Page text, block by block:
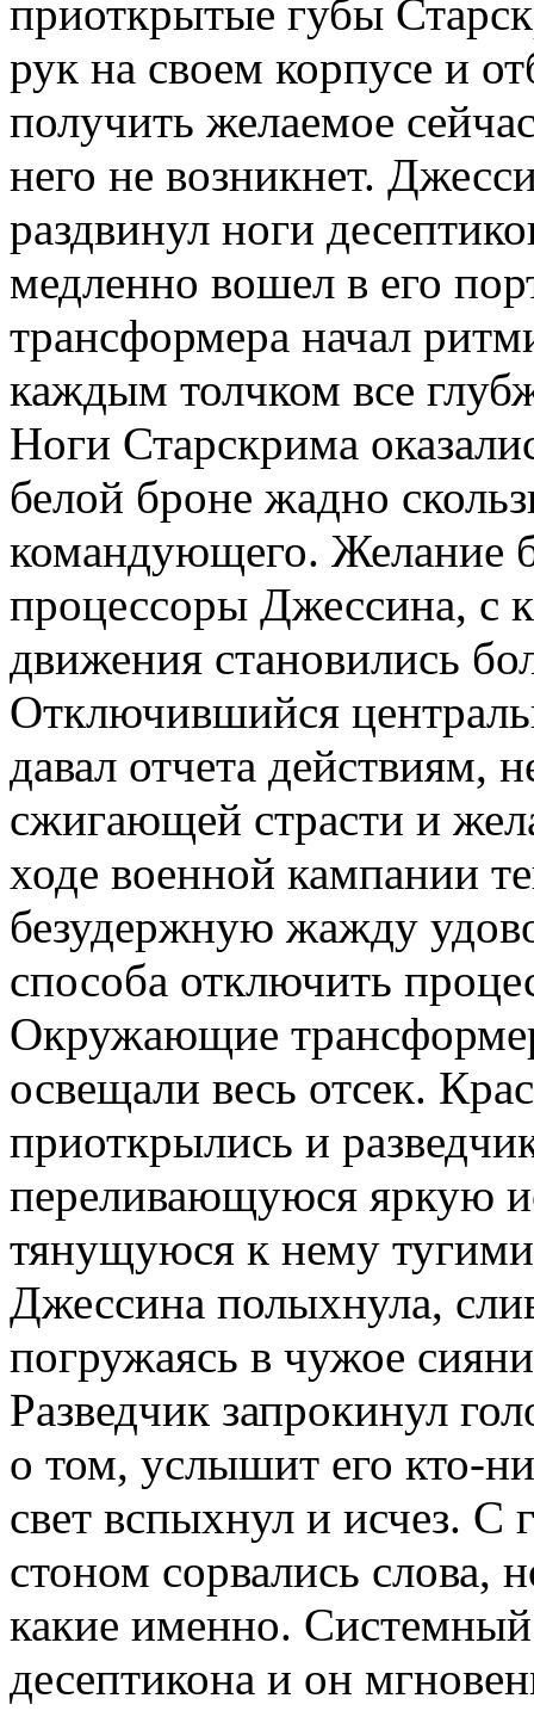
приоткрытые губы
рук на своем корпусе и
получить желаемое
него не возникнет.
раздвинул ноги
медленно вошел в его
трансформера начал
каждым толчком все
Ноги Старскрима
белой броне жадно
командующего. Желание
процессоры Джессина, с
движения становились
Отключившийся
давал отчета действиям,
сжигающей страсти и
ходе военной кампании
безудержную жажду
способа отключить
Окружающие
освещали весь отсек.
приоткрылись и
переливающуюся яркую
тянущуюся к нему
Джессина полыхнула,
погружаясь в чужое
Разведчик запрокинул
о том, услышит его кто-
свет вспыхнул и исчез. С
стоном сорвались слова,
какие именно. Системный
десептикона и он